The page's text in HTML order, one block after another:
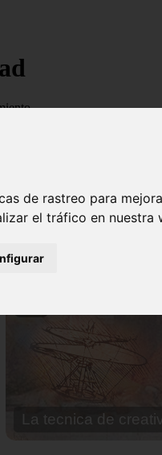
de rastreo para
el tráfico en
La tecnica de